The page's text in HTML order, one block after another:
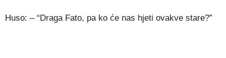
Huso: – “Draga Fato, pa ko će nas hjeti ovakve stare?”